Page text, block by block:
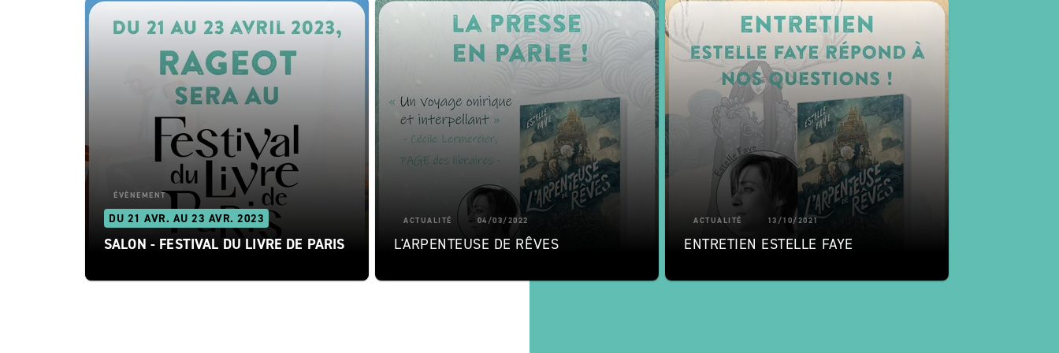
ÉVÈNEMENT
DU 21 AVR. AU 23 AVR. 2023
SALON - FESTIVAL DU LIVRE DE PARIS
ACTUALITÉ 04/03/2022
L'ARPENTEUSE DE RÊVES
ACTUALITÉ 13/10/2021
ENTRETIEN ESTELLE FAYE